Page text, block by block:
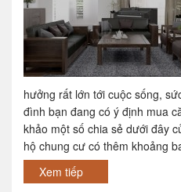
hưởng rất lớn tới cuộc sống,
đình bạn đang có ý định mua
khảo một số chia sẻ dưới đây
hộ chung cư có thêm khoảng
Xem tiếp